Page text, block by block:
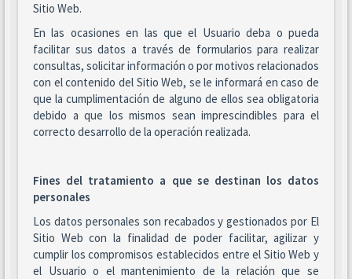
Sitio Web.
En las ocasiones en las que el Usuario deba o pueda
facilitar sus datos a través de formularios para realizar
consultas, solicitar información o por motivos relacionados
con el contenido del Sitio Web, se le informará en caso de
que la cumplimentación de alguno de ellos sea obligatoria
debido a que los mismos sean imprescindibles para el
correcto desarrollo de la operación realizada.
Fines del tratamiento a que se destinan los datos
personales
Los datos personales son recabados y gestionados por El
Sitio Web con la finalidad de poder facilitar, agilizar y
cumplir los compromisos establecidos entre el Sitio Web y
el Usuario o el mantenimiento de la relación que se